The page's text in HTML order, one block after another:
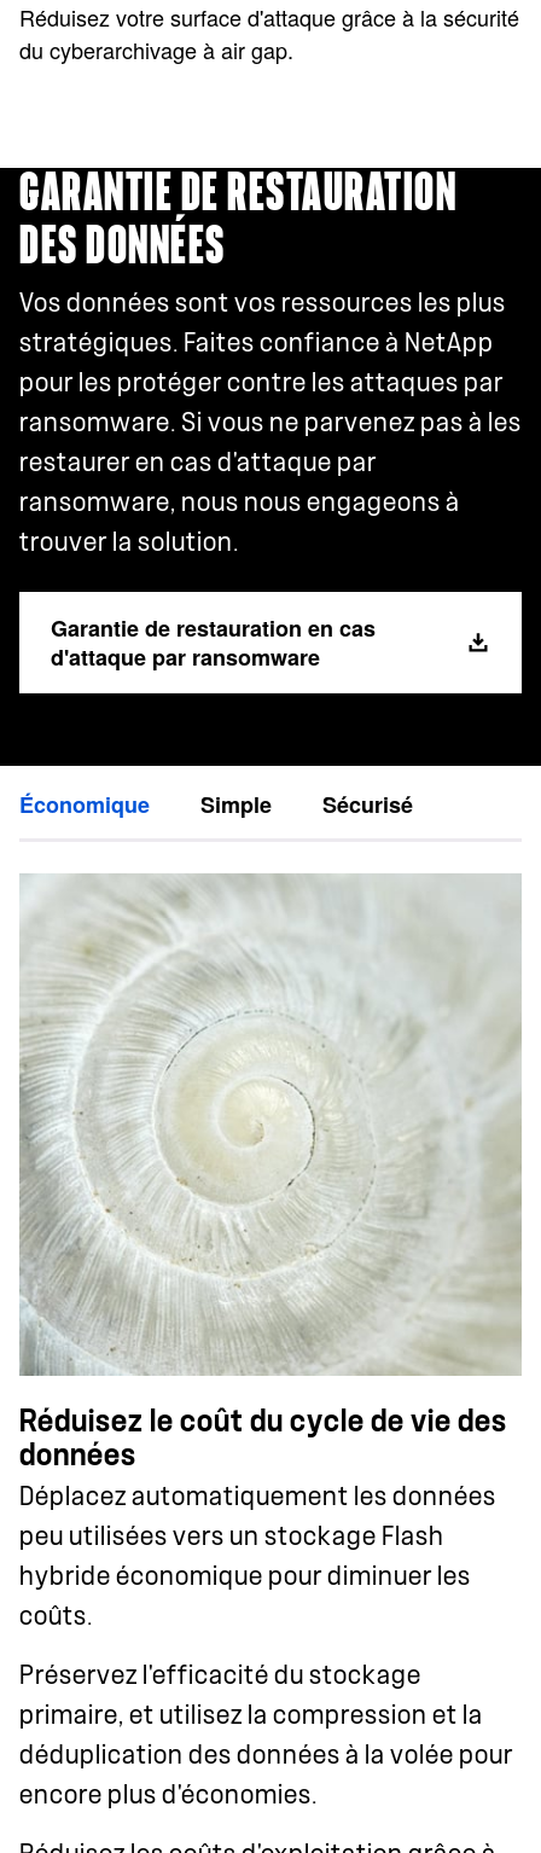
Réduisez votre surface d'attaque grâce à la sécurité
du cyberarchivage à air gap.
GARANTIE DE RESTAURATION
DES DONNÉES
Vos données sont vos ressources les plus
stratégiques. Faites confiance à NetApp
pour les protéger contre les attaques par
ransomware. Si vous ne parvenez pas à les
restaurer en cas d'attaque par
ransomware, nous nous engageons à
trouver la solution.
Garantie de restauration en cas
d'attaque par ransomware
Économique Simple Sécurisé
Réduisez le coût du cycle de vie des
données
Déplacez automatiquement les données
peu utilisées vers un stockage Flash
hybride économique pour diminuer les
coûts.
Préservez l'efficacité du stockage
primaire, et utilisez la compression et la
déduplication des données à la volée pour
encore plus d'économies.